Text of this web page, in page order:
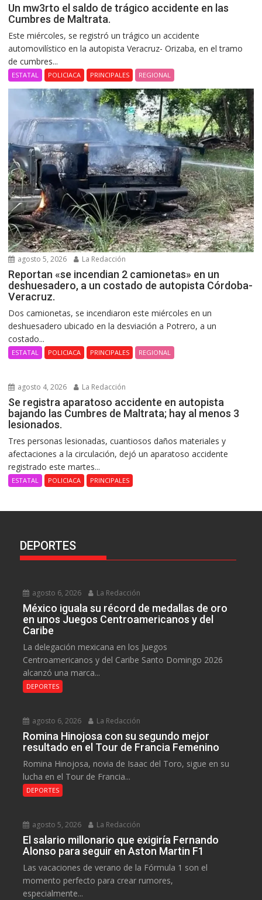
Un mw3rto el saldo de trágico accidente en las
Cumbres de Maltrata.
Este miércoles, se registró un trágico un accidente
automovilístico en la autopista Veracruz- Orizaba, en el tramo
de cumbres...
ESTATAL POLICIACA PRINCIPALES REGIONAL
agosto 5, 2026 La Redacción
Reportan «se incendian 2 camionetas» en un
deshuesadero, a un costado de autopista Córdoba-
Veracruz.
Dos camionetas, se incendiaron este miércoles en un
deshuesadero ubicado en la desviación a Potrero, a un
costado...
ESTATAL POLICIACA PRINCIPALES REGIONAL
agosto 4, 2026 La Redacción
Se registra aparatoso accidente en autopista
bajando las Cumbres de Maltrata; hay al menos 3
lesionados.
Tres personas lesionadas, cuantiosos daños materiales y
afectaciones a la circulación, dejó un aparatoso accidente
registrado este martes...
ESTATAL POLICIACA PRINCIPALES
DEPORTES
agosto 6, 2026 La Redacción
México iguala su récord de medallas de oro
en unos Juegos Centroamericanos y del
Caribe
La delegación mexicana en los Juegos
Centroamericanos y del Caribe Santo Domingo 2026
alcanzó una marca...
DEPORTES
agosto 6, 2026 La Redacción
Romina Hinojosa con su segundo mejor
resultado en el Tour de Francia Femenino
Romina Hinojosa, novia de Isaac del Toro, sigue en su
lucha en el Tour de Francia...
DEPORTES
agosto 5, 2026 La Redacción
El salario millonario que exigiría Fernando
Alonso para seguir en Aston Martin F1
Las vacaciones de verano de la Fórmula 1 son el
momento perfecto para crear rumores,
especialmente...